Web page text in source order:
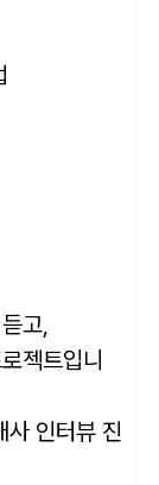
고,
젝트입니
인터뷰 진